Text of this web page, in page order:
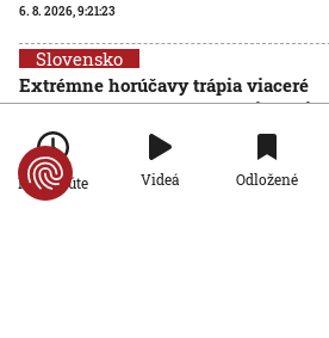
6. 8. 2026, 9:21:23
Slovensko
Extrémne horúčavy trápia viaceré
mestá a obce. Ako ochladzujú svoje
vonkajšie priestory?
6. 8. 2026, 7:00:00
Po minúte Videá Odložené